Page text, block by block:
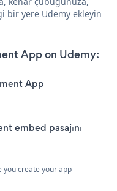
bir yere Udemy ekleyin
App on Udemy:
App
embed pasajını
you create your app